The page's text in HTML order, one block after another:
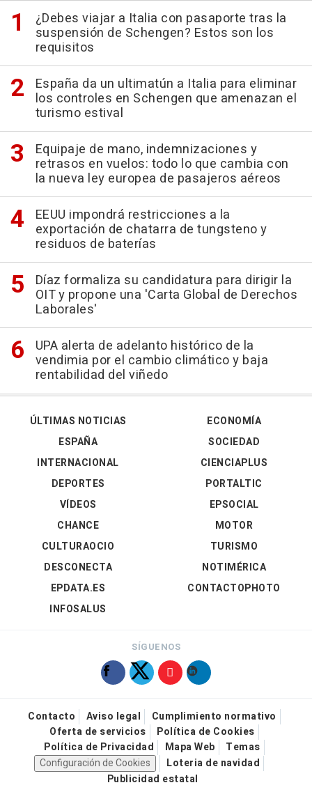
¿Debes viajar a Italia con pasaporte tras la
suspensión de Schengen? Estos son los
requisitos
España da un ultimatún a Italia para eliminar
los controles en Schengen que amenazan el
turismo estival
Equipaje de mano, indemnizaciones y
retrasos en vuelos: todo lo que cambia con
la nueva ley europea de pasajeros aéreos
EEUU impondrá restricciones a la
exportación de chatarra de tungsteno y
residuos de baterías
Díaz formaliza su candidatura para dirigir la
OIT y propone una 'Carta Global de Derechos
Laborales'
UPA alerta de adelanto histórico de la
vendimia por el cambio climático y baja
rentabilidad del viñedo
ÚLTIMAS NOTICIAS
ESPAÑA
INTERNACIONAL
DEPORTES
VÍDEOS
ECONOMÍA
SOCIEDAD
CIENCIAPLUS
PORTALTIC
EPSOCIAL
CHANCE
CULTURAOCIO
DESCONECTA
EPDATA.ES
INFOSALUS
MOTOR
TURISMO
NOTIMÉRICA
CONTACTOPHOTO
SÍGUENOS
Contacto Aviso legal
Cumplimiento normativo
Oferta de servicios
Política de Cookies
Política de Privacidad
Mapa Web
Temas
Configuración de Cookies
Loteria de navidad
Publicidad estatal